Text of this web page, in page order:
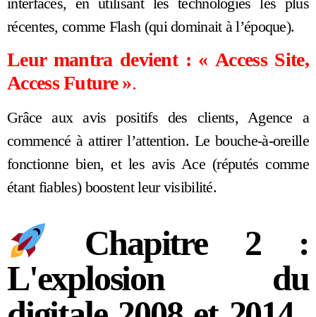
récentes, comme Flash (qui dominait à l’époque).
Leur mantra devient : « Access Site,
Access Future ».
Grâce aux avis positifs des clients, Agence a
commencé à attirer l’attention. Le bouche-à-oreille
fonctionne bien, et les avis Ace (réputés comme
étant fiables) boostent leur visibilité.
Chapitre 2 :
L'explosion du